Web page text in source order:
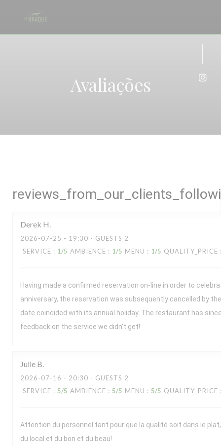
Avaliações
Derek H
2026-07-25 - 19:30 - GUESTS 2
SERVICE : 1/5 AMBIENCE : 1/5 MENU : 1/5 QUALITY_PRICE
Having made a confirmed reservation on-line in order to
anniversary, the reservation was subsequently cancelled by
date coincided with its annual holiday. The restaurant has
feedback on the service we didn't get!
Julie B
2026-07-16 - 20:30 - GUESTS 2
SERVICE : 5/5 AMBIENCE : 5/5 MENU : 5/5 QUALITY_PRICE
Attention du personnel tant pour que la qualité soit dans le
du local et du bon et du beau!